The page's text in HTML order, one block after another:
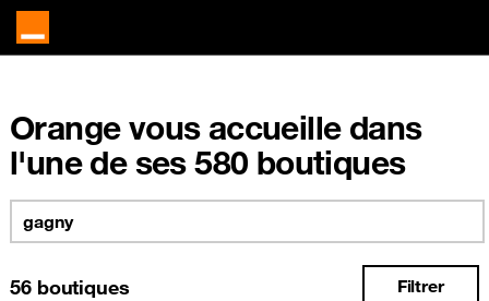
Orange vous accueille dans
l'une de ses 580 boutiques
56boutiques Filtrer